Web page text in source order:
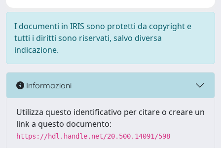
I documenti in IRIS sono protetti da copyright e
tutti i diritti sono riservati, salvo diversa
indicazione.
Informazioni
Utilizza questo identificativo per citare o creare un
link a questo documento:
https://hdl.handle.net/20.500.14091/598